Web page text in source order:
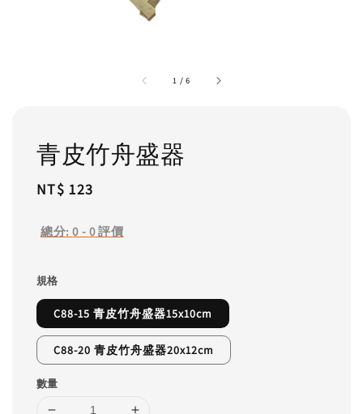
1 /6
青皮竹舟盛器
Regular
NT$ 123
總分:0 - 0評價
規格
C88-15 青皮竹舟盛器15x10cm
C88-20 青皮竹舟盛器20x12cm
數量